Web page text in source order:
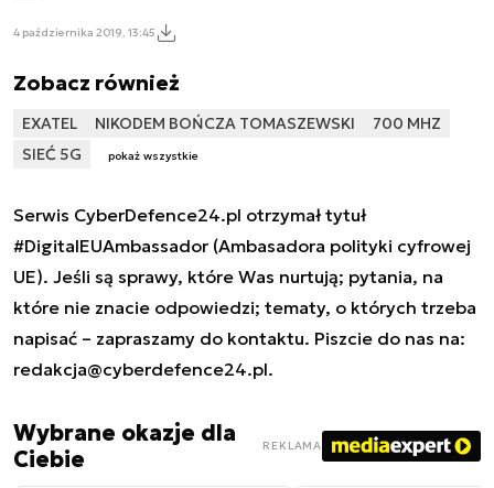
4 października 2019, 13:45
Zobacz również
EXATEL NIKODEM BOŃCZA TOMASZEWSKI
700 MHZ
SIEĆ 5G
pokaż wszystkie
Serwis CyberDefence24.pl otrzymał tytuł
#DigitalEUAmbassador (Ambasadora polityki cyfrowej
UE). Jeśli są sprawy, które Was nurtują; pytania, na
które nie znacie odpowiedzi; tematy, o których trzeba
napisać – zapraszamy do kontaktu. Piszcie do nas na:
redakcja@cyberdefence24.pl.
Wybrane okazje dla
Ciebie
REKLAMA